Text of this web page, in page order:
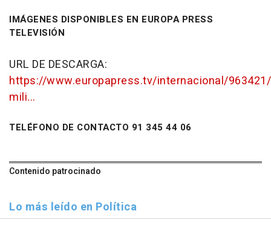
IMÁGENES DISPONIBLES EN EUROPA PRESS
TELEVISIÓN
URL DE DESCARGA:
https://www.europapress.tv/internacional/
mili...
TELÉFONO DE CONTACTO 91 345 44 06
Contenido patrocinado
Lo más leído en Política